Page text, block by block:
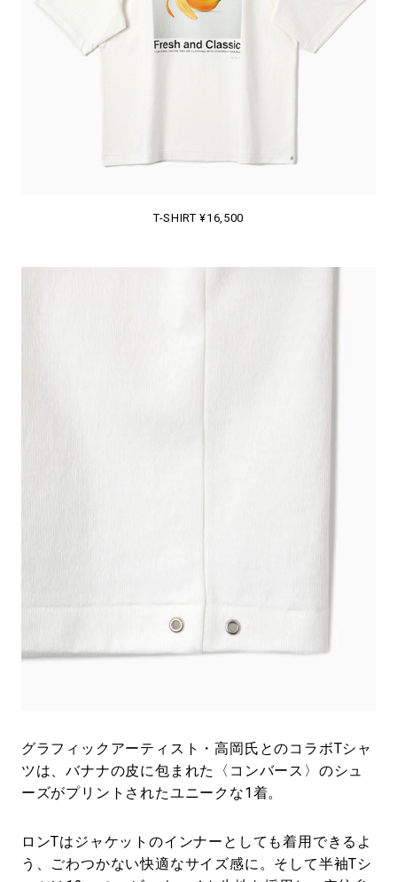
T-SHIRT ¥16,500
グラフィックアーティスト・高岡氏とのコラボTシャ
ツは、バナナの皮に包まれた〈コンバース〉のシュ
ーズがプリントされたユニークな1着。
ロンTはジャケットのインナーとしても着用できるよ
う、ごわつかない快適なサイズ感に。そして半袖Tシ